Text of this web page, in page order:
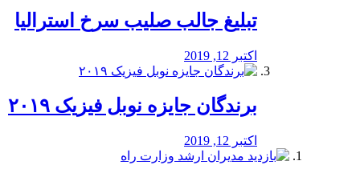
تبلیغ جالب صلیب سرخ استرالیا
اکتبر 12, 2019
برندگان جایزه نوبل فیزیک ۲۰۱۹
اکتبر 12, 2019